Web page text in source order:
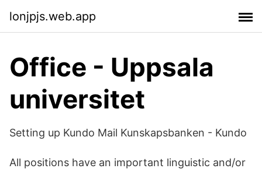
lonjpjs.web.app
Office - Uppsala
universitet
Setting up Kundo Mail Kunskapsbanken - Kundo
All positions have an important linguistic and/or